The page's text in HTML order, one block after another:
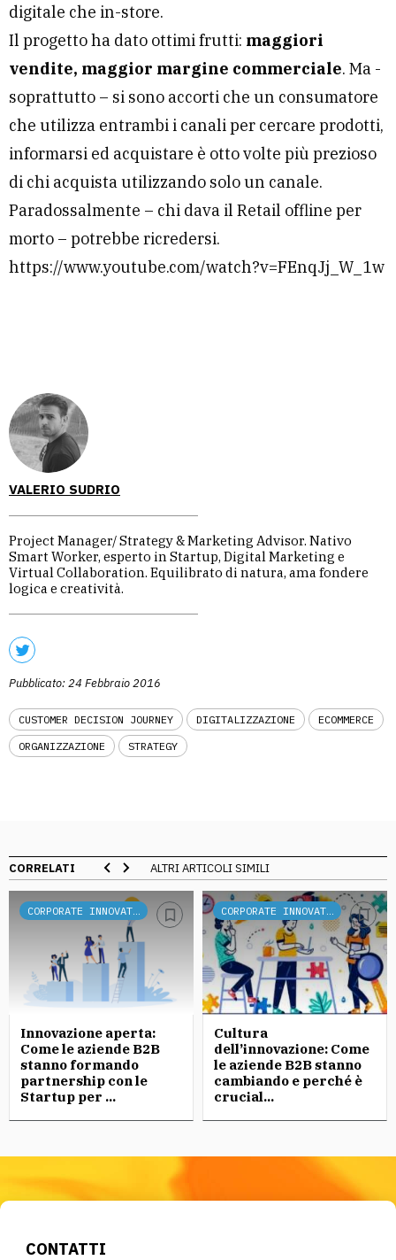
VALERIO SUDRIO
Project Manager/ Strategy & Marketing Advisor. Nativo
Smart Worker, esperto in Startup, Digital Marketing e
Virtual Collaboration. Equilibrato di natura, ama fondere
logica e creatività.
Pubblicato: 24 Febbraio 2016
CUSTOMER DECISION JOURNEY DIGITALIZZAZIONE
ECOMMERCE
ORGANIZZAZIONE
STRATEGY
digitale che in-store.
Il progetto ha dato ottimi frutti: maggiori
vendite, maggior margine commerciale. Ma -
soprattutto – si sono accorti che un consumatore
che utilizza entrambi i canali per cercare prodotti,
informarsi ed acquistare è otto volte più prezioso
di chi acquista utilizzando solo un canale.
Paradossalmente – chi dava il Retail offline per
morto – potrebbe ricredersi.
https://www.youtube.com/watch?v=FEnqJj_W_1w
CORRELATI ALTRI ARTICOLI SIMILI
Innovazione aperta:
Come le aziende B2B
stanno formando
partnership con le
Startup per ...
Cultura
dell’innovazione: Come
le aziende B2B stanno
cambiando e perché è
crucial...
CONTATTI